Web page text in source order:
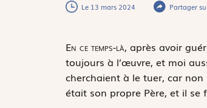
Le 13 mars 2024 Partager
En ce temps-là, après avoir
toujours à l’œuvre, et moi
cherchaient à le tuer, car
était son propre Père, et il se